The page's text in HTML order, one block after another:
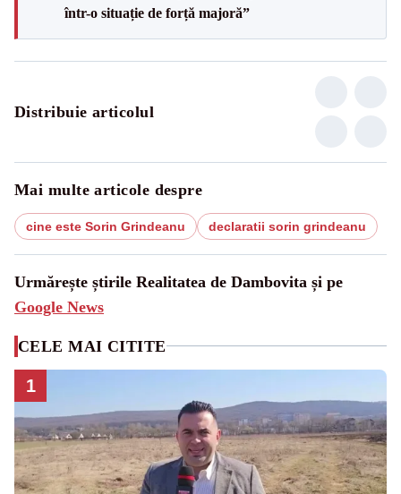
într-o situație de forță majoră”
Distribuie articolul
Mai multe articole despre
cine este Sorin Grindeanu declaratii sorin grindeanu
Urmărește știrile Realitatea de Dambovita și pe
Google News
CELE MAI CITITE
1